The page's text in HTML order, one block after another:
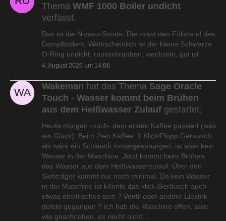
Thema WMF 1000 Boiler undicht
verfasst.
Das ist die Niveau-Sonde. Die misst den Füllstand des
Dampfboilers. Wahrscheinlich ist der kleine Schwarze
O-Ring undicht. rausschrauben, wechseln, gut ist
4. August 2026 um 14:06
Wakeman hat das Thema Sage Oracle
Touch - Wasser kommt beim Brühen
aus dem Heißwasser Zulauf gestartet.
Heute morgen -nach- dem ersten Kaffee passiert (was
ein Glück): Beim 2ten Kaffee: 1 Klick/Plopp Geräusch,
als wäre ein Schlauch runtergesprungen, ist aber kein
Wasser in der Maschine. Jetzt kommt beim Brühen
das Wasser aus dem Heißwasserzulauf. Über den
Siebträger kommt nur noch minimal. Da kein Wasser
in der Maschine ist könnte das klick-Geräusch auch
etwas elektrisches sein ? Ventil oder andere Elektrik
defekt gegangen ? Ich hab die Maschine offen, aber
wie geschrieben, es riecht nicht…